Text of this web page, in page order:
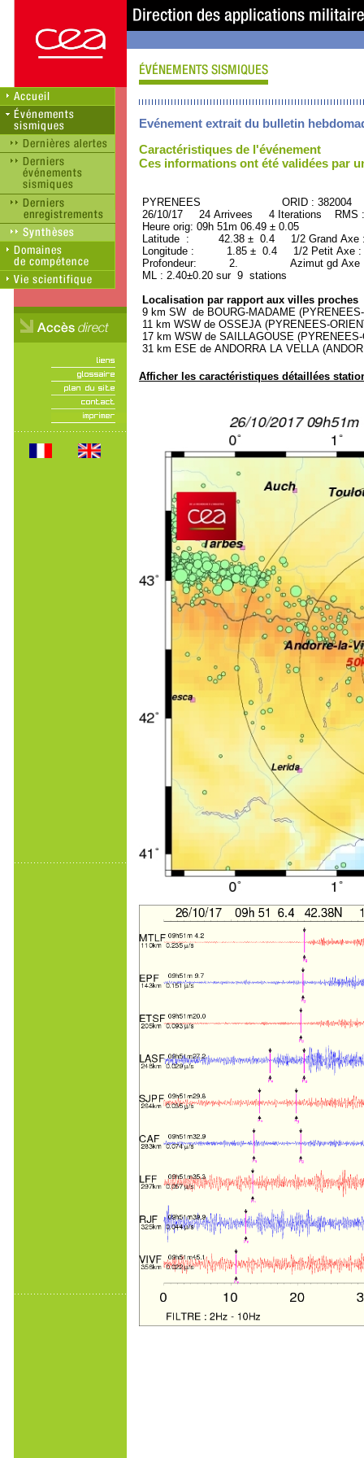
Evénement extrait du bulletin
Caractéristiques de l'événement
Ces informations ont été validées par
PYRENEES ORID : 382004
26/10/17 24 Arrivees 4 Iterations RMS
Heure orig: 09h 51m 06.49 ± 0.05
Latitude : 42.38 ± 0.4 1/2 Grand
Longitude : 1.85 ± 0.4 1/2 Petit Axe
Profondeur: 2. Azimut gd Axe :
ML : 2.40±0.20 sur 9 stations
Localisation par rapport aux villes proches
9 km SW de BOURG-MADAME
11 km WSW de OSSEJA (PYRENEES-
17 km WSW de SAILLAGOUSE
31 km ESE de ANDORRA LA VELLA
Afficher les caractéristiques détaillées